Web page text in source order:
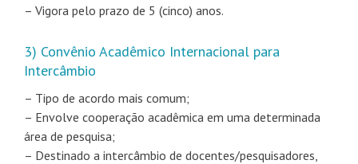
– Vigora pelo prazo de 5 (cinco) anos.
3) Convênio Acadêmico Internacional para
Intercâmbio
– Tipo de acordo mais comum;
– Envolve cooperação acadêmica em uma determinada
área de pesquisa;
– Destinado a intercâmbio de docentes/pesquisadores,